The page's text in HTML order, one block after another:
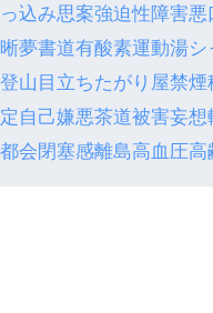
っ込み思案強迫性障害悪
晰夢書道有酸素運動湯シ
登山 目立ちたがり屋禁煙
定 自己嫌悪茶道被害妄想
都会閉塞感離島高血圧高